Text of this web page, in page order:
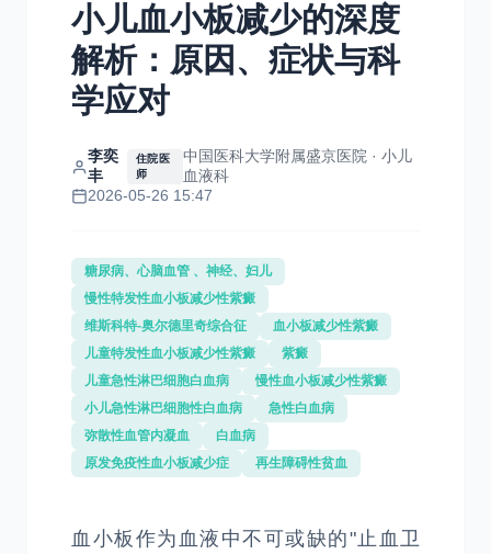
小儿血小板减少的深度
解析：原因、症状与科
学应对
李奕
丰
住院医
师
中国医科大学附属盛京医院 · 小儿
血液科
2026-05-26 15:47
糖尿病、心脑血管 、神经、妇儿
慢性特发性血小板减少性紫癜
维斯科特-奥尔德里奇综合征
血小板减少性紫癜
儿童特发性血小板减少性紫癜
紫癜
儿童急性淋巴细胞白血病
慢性血小板减少性紫癜
小儿急性淋巴细胞性白血病
急性白血病
弥散性血管内凝血
白血病
原发免疫性血小板减少症
再生障碍性贫血
血小板作为血液中不可或缺的"止血卫